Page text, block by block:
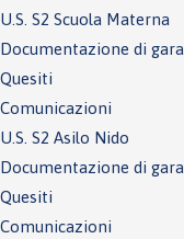
U.S. S2 Scuola Materna
Documentazione di gara
Quesiti
Comunicazioni
U.S. S2 Asilo Nido
Documentazione di gara
Quesiti
Comunicazioni